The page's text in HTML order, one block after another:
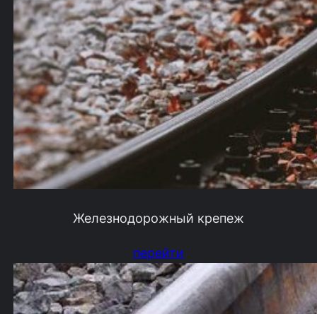
Железнодорожный крепеж
перейти